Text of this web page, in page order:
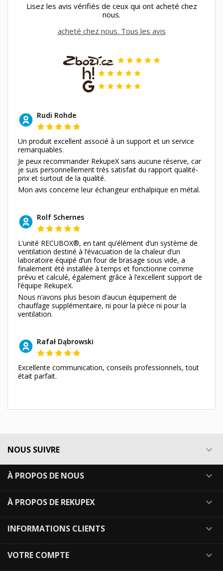
Lisez les avis vérifiés de ceux qui ont acheté chez
nous.
acheté chez nous. Tous les avis
Rudi Rohde
Un produit excellent associé à un support et un service
remarquables.
Je peux recommander RekupeX sans aucune réserve, car
je suis personnellement très satisfait du rapport qualité-
prix et surtout de la qualité.
Mon avis concerne leur échangeur enthalpique en métal.
Rolf Schernes
L’unité RECUBOX®, en tant qu’élément d’un système de
ventilation destiné à l’évacuation de la chaleur d’un
laboratoire équipé d’un four de brasage sous vide, a
finalement été installée à temps et fonctionne comme
prévu et calculé, également grâce à l’excellent support de
l’équipe RekupeX.
Nous n’avons plus besoin d’aucun équipement de
chauffage supplémentaire, ni pour la pièce ni pour la
ventilation.
Rafał Dąbrowski
Excellente communication, conseils professionnels, tout
était parfait.
NOUS SUIVRE 
À PROPOS DE NOUS 
À PROPOS DE REKUPEX 
INFORMATIONS CLIENTS 
VOTRE COMPTE 